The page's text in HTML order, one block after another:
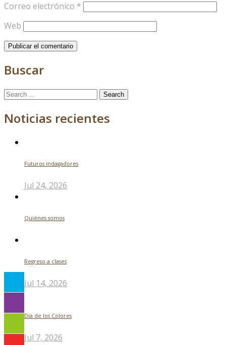
Correo electrónico *
Web
Buscar
Search
Noticias recientes
Futuros indagadores
Jul 24, 2026
Quiénes somos
Regreso a clases
Jul 14, 2026
Día de los Colores
Jul 7, 2026